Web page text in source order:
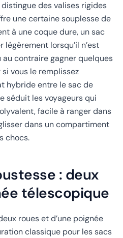
des valises rigides
une certaine souplesse de
à une coque dure, un sac
lorsqu’il n’est
contraire gagner quelques
vous le remplissez
hybride entre le sac de
séduit les voyageurs qui
facile à ranger dans
dans un compartiment
chocs.
: deux
télescopique
roues et d’une poignée
classique pour les sacs